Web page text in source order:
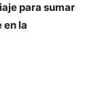
para sumar
en la